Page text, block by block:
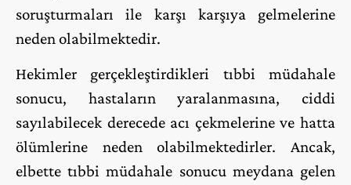
soruşturmaları ile karşı karşıya gelmelerine
neden olabilmektedir.
Hekimler gerçekleştirdikleri tıbbi müdahale
sonucu, hastaların yaralanmasına, ciddi
sayılabilecek derecede acı çekmelerine ve hatta
ölümlerine neden olabilmektedirler. Ancak,
elbette tıbbi müdahale sonucu meydana gelen